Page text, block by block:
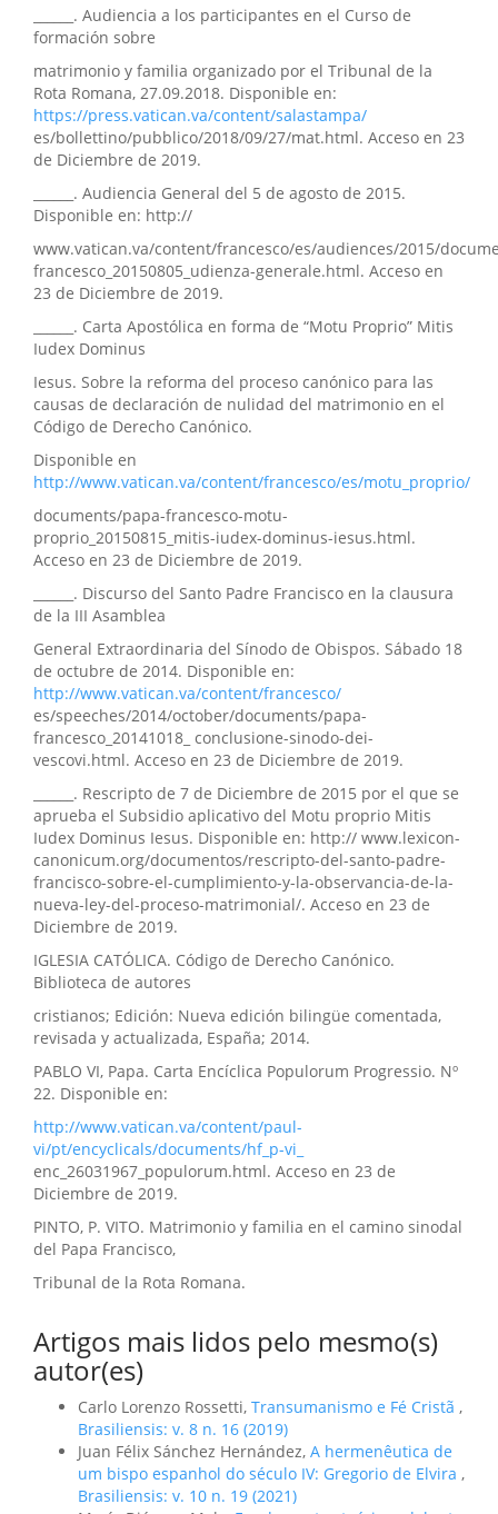
______. Audiencia a los participantes en el Curso de
formación sobre
matrimonio y familia organizado por el Tribunal de la
Rota Romana, 27.09.2018. Disponible en:
https://press.vatican.va/content/salastampa/
es/bollettino/pubblico/2018/09/27/mat.html. Acceso en 23
de Diciembre de 2019.
______. Audiencia General del 5 de agosto de 2015.
Disponible en: http://
www.vatican.va/content/francesco/es/audiences/2015/
francesco_20150805_udienza-generale.html. Acceso en
23 de Diciembre de 2019.
______. Carta Apostólica en forma de “Motu Proprio” Mitis
Iudex Dominus
Iesus. Sobre la reforma del proceso canónico para las
causas de declaración de nulidad del matrimonio en el
Código de Derecho Canónico.
Disponible en
http://www.vatican.va/content/francesco/es/motu_proprio/
documents/papa-francesco-motu-
proprio_20150815_mitis-iudex-dominus-iesus.html.
Acceso en 23 de Diciembre de 2019.
______. Discurso del Santo Padre Francisco en la clausura
de la III Asamblea
General Extraordinaria del Sínodo de Obispos. Sábado 18
de octubre de 2014. Disponible en:
http://www.vatican.va/content/francesco/
es/speeches/2014/october/documents/papa-
francesco_20141018_ conclusione-sinodo-dei-
vescovi.html. Acceso en 23 de Diciembre de 2019.
______. Rescripto de 7 de Diciembre de 2015 por el que se
aprueba el Subsidio aplicativo del Motu proprio Mitis
Iudex Dominus Iesus. Disponible en: http:// www.lexicon-
canonicum.org/documentos/rescripto-del-santo-padre-
francisco-sobre-el-cumplimiento-y-la-observancia-de-la-
nueva-ley-del-proceso-matrimonial/. Acceso en 23 de
Diciembre de 2019.
IGLESIA CATÓLICA. Código de Derecho Canónico.
Biblioteca de autores
cristianos; Edición: Nueva edición bilingüe comentada,
revisada y actualizada, España; 2014.
PABLO VI, Papa. Carta Encíclica Populorum Progressio. Nº
22. Disponible en:
http://www.vatican.va/content/paul-
vi/pt/encyclicals/documents/hf_p-vi_
enc_26031967_populorum.html. Acceso en 23 de
Diciembre de 2019.
PINTO, P. VITO. Matrimonio y familia en el camino sinodal
del Papa Francisco,
Tribunal de la Rota Romana.
Artigos mais lidos pelo mesmo(s)
autor(es)
Carlo Lorenzo Rossetti, Transumanismo e Fé Cristã ,
Brasiliensis: v. 8 n. 16 (2019)
Juan Félix Sánchez Hernández, A hermenêutica de
um bispo espanhol do século IV: Gregorio de Elvira ,
Brasiliensis: v. 10 n. 19 (2021)